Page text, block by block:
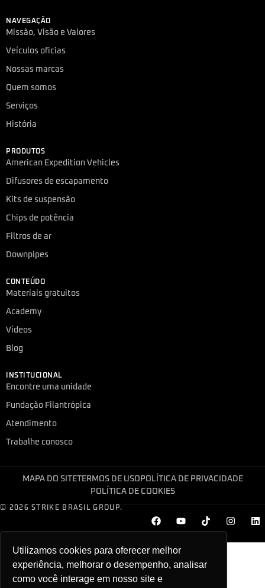
Utilizamos cookies para oferecer melhor
experiência, melhorar o desempenho, analisar
como você interage em nosso site e
NAVEGAÇÃO
Missão, Visão e Valores
Veículos oficias
Nossas marcas
Quem somos
Serviços
História
PRODUTOS
American Expedition Vehicles
Difusores de escapamento
Kits de suspensão
Chips de potência
Filtros de ar
Downpipes
CONTEÚDO
Materiais gratuitos
Academy
Vídeos
Blog
INSTITUCIONAL
Encontre uma unidade
Fundação Filantrópica
Atendimento
Trabalhe conosco
MAPA DO SITETERMOS DE USO POLÍTICA DE PRIVACIDADE
POLÍTICA DE COOKIES
© 2026 STRIKE BRASIL GROUP.